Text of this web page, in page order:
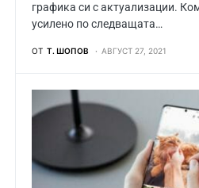
графика си с актуализации.
усилено по следващата…
ОТ Т. ШОПОВ АВГУСТ 27, 2021